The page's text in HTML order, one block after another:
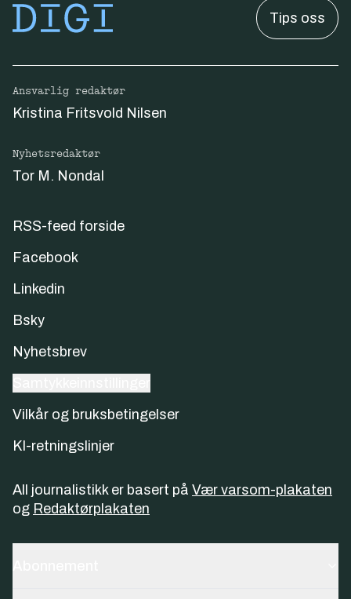
Tips oss
Ansvarlig redaktør
Kristina Fritsvold Nilsen
Nyhetsredaktør
Tor M. Nondal
RSS-feed forside
Facebook
Linkedin
Bsky
Nyhetsbrev
Vilkår og bruksbetingelser
KI-retningslinjer
All journalistikk er basert på Vær varsom-plakaten
og Redaktørplakaten